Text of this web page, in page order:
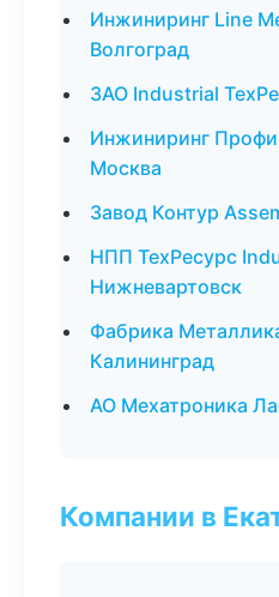
Инжиниринг Line
Волгоград
ЗАО Industrial
Инжиниринг
Москва
Завод Контур
НПП ТехРесурс
Нижневартовск
Фабрика
Калининград
АО Мехатроника
Компании в